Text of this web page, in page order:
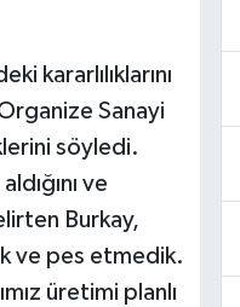
kararlılıklarını
Sanayi
söyledi.
ve
Burkay,
ve pes etmedik.
üretimi planlı